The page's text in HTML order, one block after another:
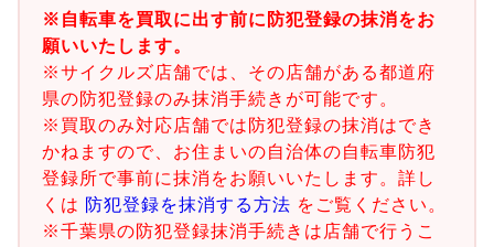
※自転車を買取に出す前に防犯登録の抹消をお
願いいたします。
※サイクルズ店舗では、その店舗がある都道府
県の防犯登録のみ抹消手続きが可能です。
※買取のみ対応店舗では防犯登録の抹消はでき
かねますので、お住まいの自治体の自転車防犯
登録所で事前に抹消をお願いいたします。詳し
くは 防犯登録を抹消する方法 をご覧ください。
※千葉県の防犯登録抹消手続きは店舗で行うこ